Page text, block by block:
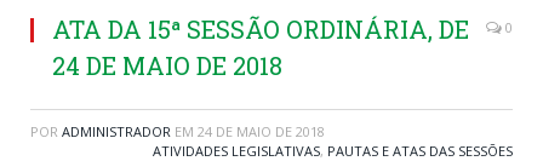
ATA DA 15ª SESSÃO ORDINÁRIA, DE
24 DE MAIO DE 2018
0
POR ADMINISTRADOR EM 24 DE MAIO DE 2018
ATIVIDADES LEGISLATIVAS, PAUTAS E ATAS DAS SESSÕES